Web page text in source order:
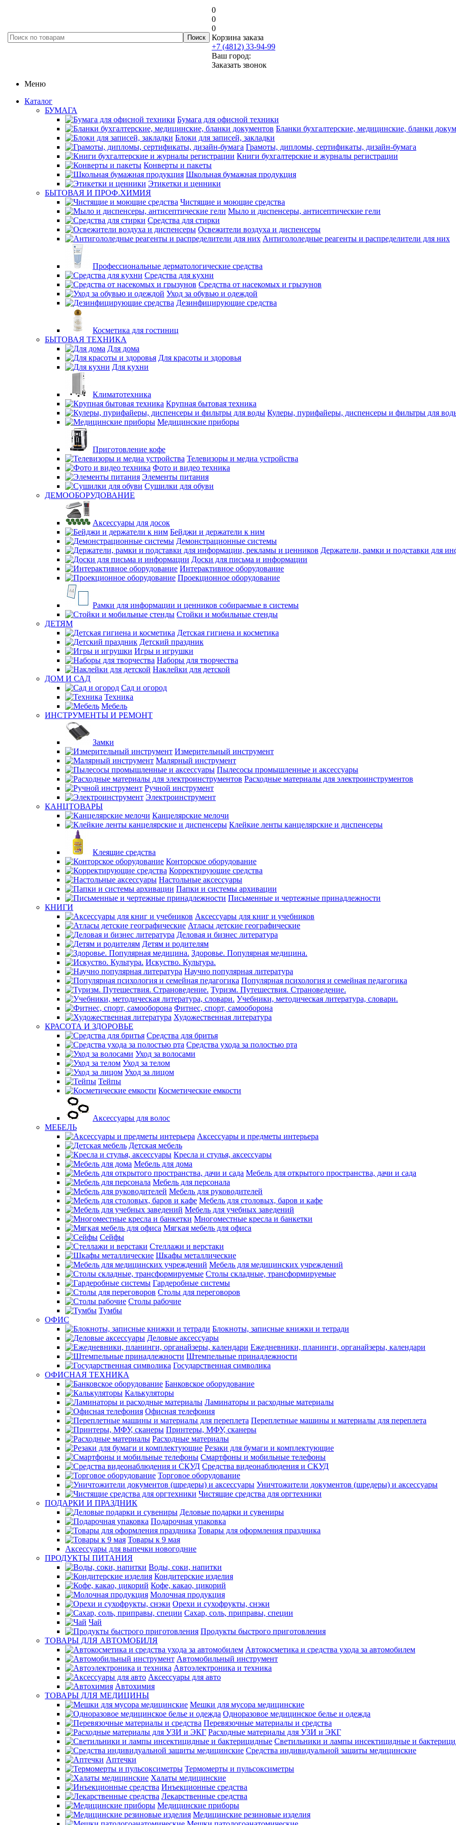
0
0
0
Корзина заказа
+7 (4812) 33-94-99
Ваш город:
Заказать звонок
Меню
Каталог
БУМАГА
Бумага для офисной техники
Бланки бухгалтерские, медицинские, бланки
Блоки для записей, закладки
Грамоты, дипломы, сертификаты, дизайн-бумага
Книги бухгалтерские и журналы регистрации
Конверты и пакеты
Школьная бумажная продукция
Этикетки и ценники
БЫТОВАЯ И ПРОФ.ХИМИЯ
Чистящие и моющие средства
Мыло и диспенсеры, антисептические гели
Средства для стирки
Освежители воздуха и диспенсеры
Антигололедные реагенты и распределители для них
Профессиональные дерматологические средства
Средства для кухни
Средства от насекомых и грызунов
Уход за обувью и одеждой
Дезинфицирующие средства
Косметика для гостиниц
БЫТОВАЯ ТЕХНИКА
Для дома
Для красоты и здоровья
Для кухни
Климатотехника
Крупная бытовая техника
Кулеры, пурифайеры, диспенсеры и фильтры для
Медицинские приборы
Приготовление кофе
Телевизоры и медиа устройства
Фото и видео техника
Элементы питания
Сушилки для обуви
ДЕМООБОРУДОВАНИЕ
Аксессуары для досок
Бейджи и держатели к ним
Демонстрационные системы
Держатели, рамки и подставки для
Доски для письма и информации
Интерактивное оборудование
Проекционное оборудование
Рамки для информации и ценников собираемые в системы
Стойки и мобильные стенды
ДЕТЯМ
Детская гигиена и косметика
Детский праздник
Игры и игрушки
Наборы для творчества
Наклейки для детской
ДОМ И САД
Сад и огород
Техника
Мебель
ИНСТРУМЕНТЫ И РЕМОНТ
Замки
Измерительный инструмент
Малярный инструмент
Пылесосы промышленные и аксессуары
Расходные материалы для электроинструментов
Ручной инструмент
Электроинструмент
КАНЦТОВАРЫ
Канцелярские мелочи
Клейкие ленты канцелярские и диспенсеры
Клеящие средства
Конторское оборудование
Корректирующие средства
Настольные аксессуары
Папки и системы архивации
Письменные и чертежные принадлежности
КНИГИ
Аксессуары для книг и учебников
Атласы детские географические
Деловая и бизнес литература
Детям и родителям
Здоровье. Популярная медицина.
Искуство. Культура.
Научно популярная литература
Популярная психология и семейная педагогика
Туризм. Путешествия. Страноведение.
Учебники, методическая литература, словари.
Фитнес, спорт, самооборона
Художественная литература
КРАСОТА И ЗДОРОВЬЕ
Средства для бритья
Средства ухода за полостью рта
Уход за волосами
Уход за телом
Уход за лицом
Тейпы
Косметические емкости
Аксессуары для волос
МЕБЕЛЬ
Аксессуары и предметы интерьера
Детская мебель
Кресла и стулья, аксессуары
Мебель для дома
Мебель для открытого пространства, дачи и сада
Мебель для персонала
Мебель для руководителей
Мебель для столовых, баров и кафе
Мебель для учебных заведений
Многоместные кресла и банкетки
Мягкая мебель для офиса
Сейфы
Стеллажи и верстаки
Шкафы металлические
Мебель для медицинских учреждений
Столы складные, трансформируемые
Гардеробные системы
Столы для переговоров
Столы рабочие
Тумбы
ОФИС
Блокноты, записные книжки и тетради
Деловые аксессуары
Ежедневники, планинги, органайзеры, календари
Штемпельные принадлежности
Государственная символика
ОФИСНАЯ ТЕХНИКА
Банковское оборудование
Калькуляторы
Ламинаторы и расходные материалы
Офисная телефония
Переплетные машины и материалы для переплета
Принтеры, МФУ, сканеры
Расходные материалы
Резаки для бумаги и комплектующие
Смартфоны и мобильные телефоны
Средства видеонаблюдения и СКУД
Торговое оборудование
Уничтожители документов (шредеры) и аксессуары
Чистящие средства для оргтехники
ПОДАРКИ И ПРАЗДНИК
Деловые подарки и сувениры
Подарочная упаковка
Товары для оформления праздника
Товары к 9 мая
Аксессуары для выпечки новогодние
ПРОДУКТЫ ПИТАНИЯ
Воды, соки, напитки
Кондитерские изделия
Кофе, какао, цикорий
Молочная продукция
Орехи и сухофрукты, снэки
Сахар, соль, приправы, специи
Чай
Продукты быстрого приготовления
ТОВАРЫ ДЛЯ АВТОМОБИЛЯ
Автокосметика и средства ухода за автомобилем
Автомобильный инструмент
Автоэлектроника и техника
Аксессуары для авто
Автохимия
ТОВАРЫ ДЛЯ МЕДИЦИНЫ
Мешки для мусора медицинские
Одноразовое медицинское белье и одежда
Перевязочные материалы и средства
Расходные материалы для УЗИ и ЭКГ
Светильники и лампы инсектицидные и
Средства индивидуальной защиты медицинские
Аптечки
Термомерты и пульсоксиметры
Халаты медицинские
Инъекционные средства
Лекарственные средства
Медицинские приборы
Медицинские резиновые изделия